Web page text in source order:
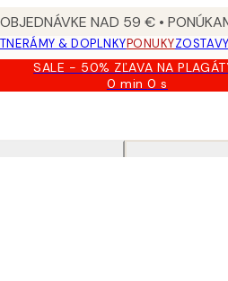
NAD 59 € •
RÁMY & DOPLNKYPONUKY
SALE - 50% ZĽAVA NA
0 min0 s
Platné
08-